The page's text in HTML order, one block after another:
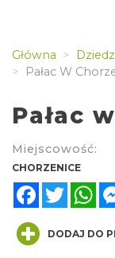
Główna
Pałac W
Pałac
Miejscowość:
CHORZENICE
FacebookTwitter
DODAJ DO